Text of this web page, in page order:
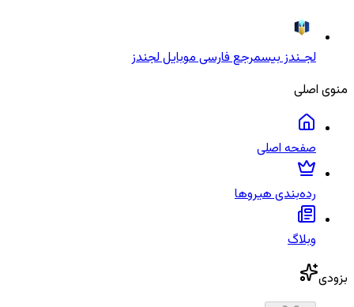
لجـندز بیسمرجع فارسی موبایل لجندز
منوی اصلی
صفحه اصلی
رده‌بندی هیروها
وبلاگ
بزودی